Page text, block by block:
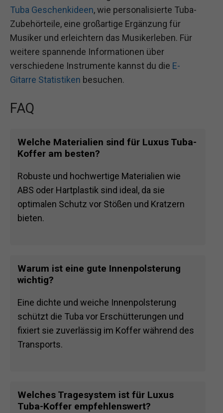
Tuba Geschenkideen, wie personalisierte Tuba-
Zubehörteile, eine großartige Ergänzung für
Musiker und erleichtern das Musikerleben. Für
weitere spannende Informationen über
verschiedene Instrumente kannst du die E-
Gitarre Statistiken besuchen.
FAQ
Welche Materialien sind für Luxus Tuba-
Koffer am besten?
Robuste und hochwertige Materialien wie
ABS oder Hartplastik sind ideal, da sie
optimalen Schutz vor Stößen und Kratzern
bieten.
Warum ist eine gute Innenpolsterung
wichtig?
Eine dichte und weiche Innenpolsterung
schützt die Tuba vor Erschütterungen und
fixiert sie zuverlässig im Koffer während des
Transports.
Welches Tragesystem ist für Luxus
Tuba-Koffer empfehlenswert?